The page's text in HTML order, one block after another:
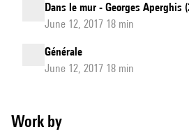
Dans le mur - Georges Aperghis
June 12, 2017 18 min
Générale
June 12, 2017 18 min
Work by